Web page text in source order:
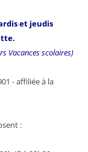
et jeudis
Vacances scolaires)
- affiliée à la
: